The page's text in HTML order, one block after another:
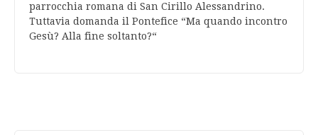
parrocchia romana di San Cirillo Alessandrino.
Tuttavia domanda il Pontefice “Ma quando incontro
Gesù? Alla fine soltanto?“